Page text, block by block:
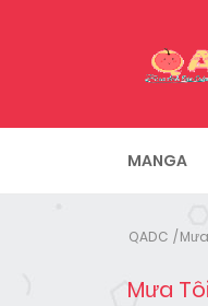
MANGA
QADC
Mưa